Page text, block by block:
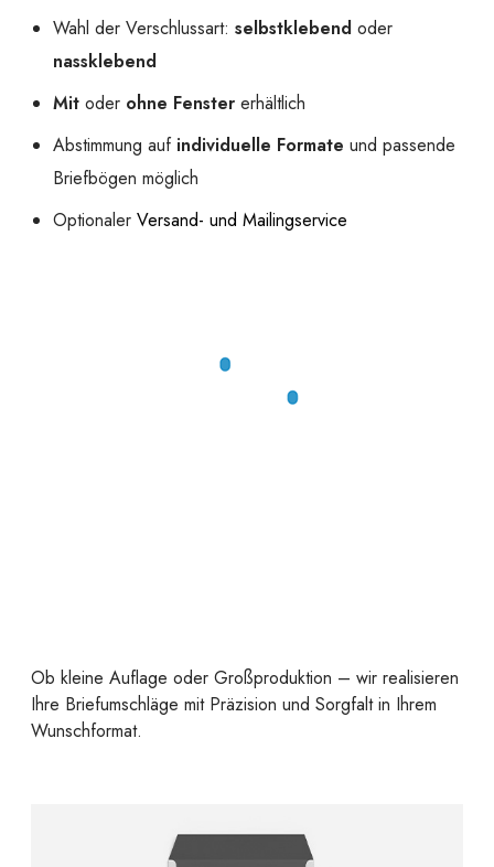
Wahl der Verschlussart: selbstklebend oder
nassklebend
Mit oder ohne Fenster erhältlich
Abstimmung auf individuelle Formate und passende
Briefbögen möglich
Optionaler Versand- und Mailingservice
Ob kleine Auflage oder Großproduktion – wir realisieren
Ihre Briefumschläge mit Präzision und Sorgfalt in Ihrem
Wunschformat.